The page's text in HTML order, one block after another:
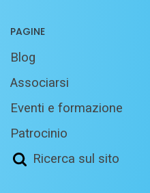
PAGINE
Blog
Associarsi
Eventi e formazione
Patrocinio
Ricerca sul sito